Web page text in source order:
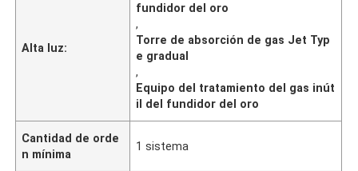
Alta luz:
fundidor del oro
,
Torre de absorción de gas Jet Typ
e gradual
,
Equipo del tratamiento del gas inút
il del fundidor del oro
Cantidad de orde
n mínima
1 sistema